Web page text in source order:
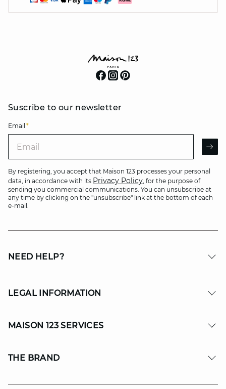
Suscribe to our newsletter
Email *
By registering, you accept that Maison 123 processes your personal
data, in accordance with its Privacy Policy, for the purpose of
sending you commercial communications. You can unsubscribe at
any time by clicking on the "unsubscribe" link at the bottom of each
e-mail.
NEED HELP?
LEGAL INFORMATION
MAISON 123 SERVICES
THE BRAND